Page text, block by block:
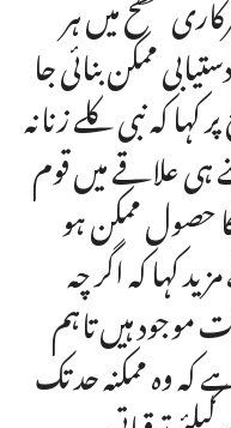
ممکن بنائی جا
کہ نبی کلے زنانہ
علاقے میں قوم
حصول ممکن ہو
کہا کہ اگر چہ
موجود ہیں تاہم
وہ ممکنہ حد تک